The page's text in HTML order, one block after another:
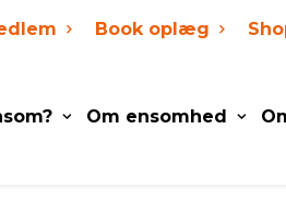
Book oplæg
Om ensomhed